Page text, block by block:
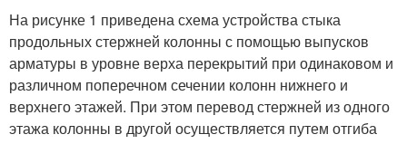
На рисунке 1 приведена схема устройства стыка
продольных стержней колонны с помощью выпусков
арматуры в уровне верха перекрытий при одинаковом и
различном поперечном сечении колонн нижнего и
верхнего этажей. При этом перевод стержней из одного
этажа колонны в другой осуществляется путем отгиба